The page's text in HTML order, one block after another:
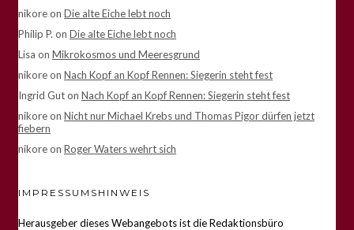
nikoreon Die alte Eiche lebt noch
Philip P. on Die alte Eiche lebt noch
Lisa on Mikrokosmos und Meeresgrund
nikoreon Nach Kopf an Kopf Rennen: Siegerin steht fest
Ingrid Guton Nach Kopf an Kopf Rennen: Siegerin steht fest
nikoreon Nicht nur Michael Krebs und Thomas Pigor dürfen jetzt
fiebern
nikoreon Roger Waters wehrt sich
IMPRESSUMSHINWEIS
Herausgeber dieses Webangebots ist die Redaktionsbüro